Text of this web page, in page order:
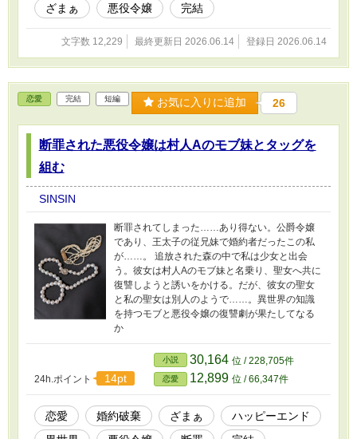
ざまぁ
悪役令嬢 完結
文字数 12,229 最終更新日 2026.06.14 登録日 2026.06.14
恋愛 完結 短編 お気に入りに追加 26
断罪された悪役令嬢は村人Aのモブ妹とタッグを
組む
SINSIN
断罪されてしまった……あり得ない。公爵令嬢
であり、王太子の従兄妹で婚約者だったこの私
が……。 追放された森の中で私は少女と出会
う。彼女は村人Aのモブ妹と名乗り、聖女へ共に
復讐しようと誘いをかける。だが、彼女の聖女
と私の聖女は別人のようで……。異世界の知識
を持つモブと悪役令嬢の復讐劇が果たしてなる
か
24h.ポイント 14pt
小説 30,164 位 / 228,705件
恋愛 12,899 位 / 66,347件
恋愛 婚約破棄 ざまぁ
ハッピーエンド